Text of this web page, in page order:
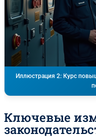
Иллюстрация 2: Курс
Ключевые